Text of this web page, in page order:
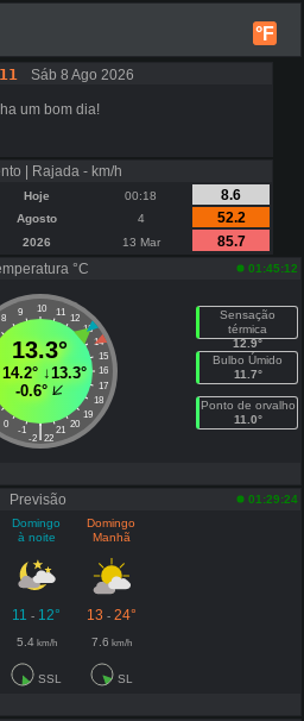
°F
Sáb 8 Ago 2026
um bom dia!
| Rajada - km/h
Hoje 00:18
8.6
Agosto 4
52.2
2026 13 Mar
85.7
°C
01:45:12
10
9 11
8
12
13
14
15
16
17
18
19
0
20
-1 21
|
-2 22
13.3°
14.2°↓13.3°
-0.6°
Sensação
térmica
12.9°
Bulbo Úmido
11.7°
Ponto de orvalho
11.0°
Previsão
01:29:24
Domingo
à noite
Domingo
Manhã
11 - 12° 13 - 24°
5.4km/h 7.6 km/h
SSL SL